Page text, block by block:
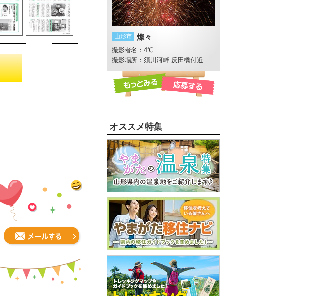
山形市 山寺
撮影場所：山寺
山形市 燦々
撮影者名：4℃
撮影場所：須川河畔 反田橋付近
オススメ特集